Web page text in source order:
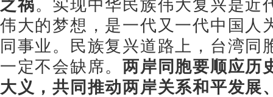
之祸。实现中华民族伟大复兴是近
伟大的梦想，是一代又一代中国人
同事业。民族复兴道路上，台湾同
一定不会缺席。两岸同胞要顺应历
大义，共同推动两岸关系和平发展